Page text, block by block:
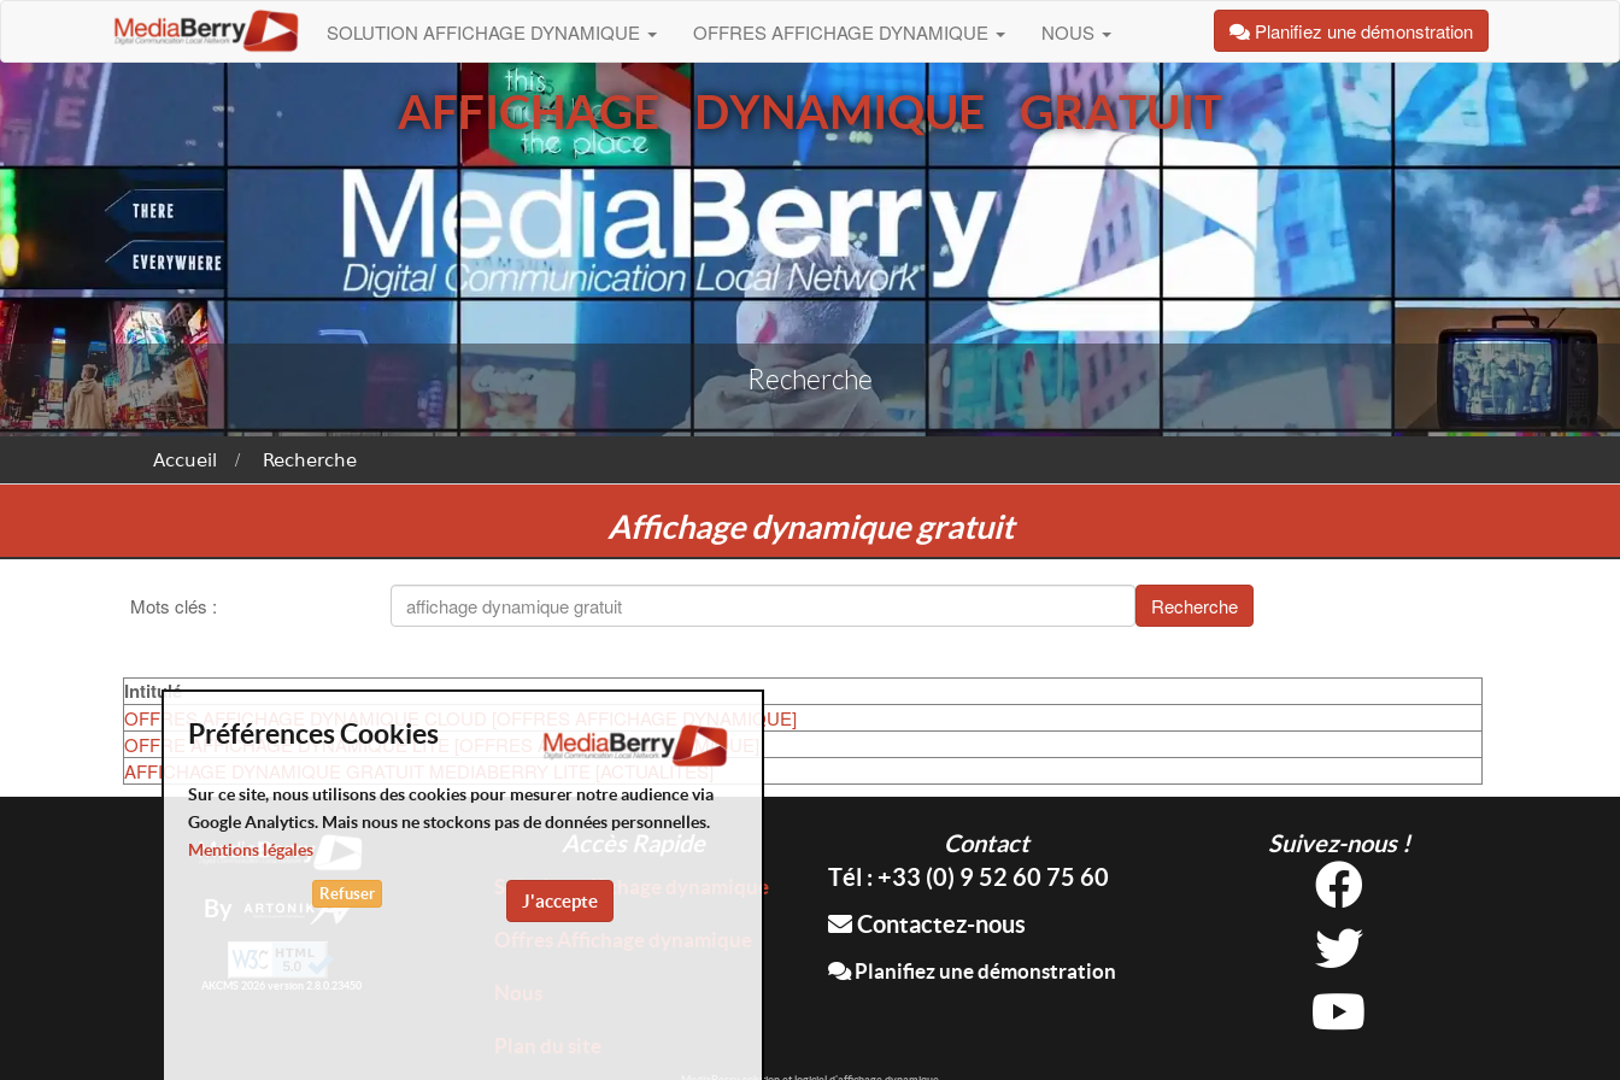
Planifiez une démonstration
SOLUTION AFFICHAGE DYNAMIQUE OFFRES AFFICHAGE DYNAMIQUE NOUS
AFFICHAGE DYNAMIQUE GRATUIT
Recherche
Accueil Recherche
Affichage dynamique gratuit
Mots clés : Recherche
Intitulé
OFFRES AFFICHAGE DYNAMIQUE CLOUD [OFFRES AFFICHAGE DYNAMIQUE]
OFFRE AFFICHAGE DYNAMIQUE LITE [OFFRES AFFICHAGE DYNAMIQUE]
AFFICHAGE DYNAMIQUE GRATUIT MEDIABERRY LITE [ACTUALITÉS]
By
AKCMS 2026 version 2.8.0.23450
Accès Rapide
Solution affichage dynamique
Contact
Tél : +33 (0) 9 52 60 75 60
Contactez-nous
Planifiez une démonstration
Suivez-nous !
Préférences Cookies
Sur ce site, nous utilisons des cookies pour mesurer notre audience via
Google Analytics. Mais nous ne stockons pas de données personnelles.
Mentions légales
J'accepte
Refuser